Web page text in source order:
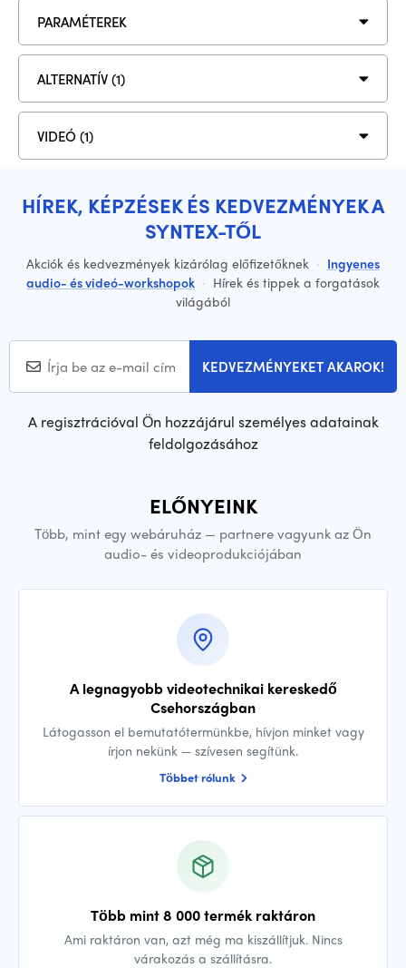
PARAMÉTEREK
ALTERNATÍV (1)
VIDEÓ (1)
HÍREK, KÉPZÉSEK ÉS KEDVEZMÉNYEK A
SYNTEX-TŐL
Akciók és kedvezmények kizárólag előfizetőknek · Ingyenes
audio- és videó-workshopok · Hírek és tippek a forgatások
világából
KEDVEZMÉNYEKET AKAROK!
A regisztrációval Ön hozzájárul személyes adatainak
feldolgozásához
ELŐNYEINK
Több, mint egy webáruház — partnere vagyunk az Ön
audio- és videoprodukciójában
A legnagyobb videotechnikai kereskedő
Csehországban
Látogasson el bemutatótermünkbe, hívjon minket vagy
írjon nekünk — szívesen segítünk.
Többet rólunk
Több mint 8 000 termék raktáron
Ami raktáron van, azt még ma kiszállítjuk. Nincs
várakozás a szállításra.